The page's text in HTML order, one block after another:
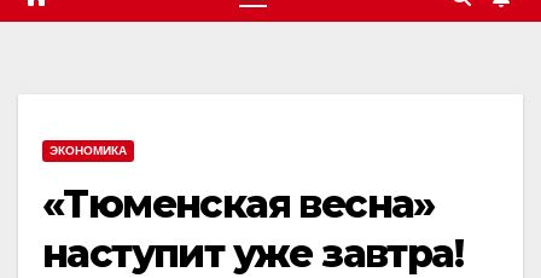
ЭКОНОМИКА
«Тюменская весна»
наступит уже завтра!